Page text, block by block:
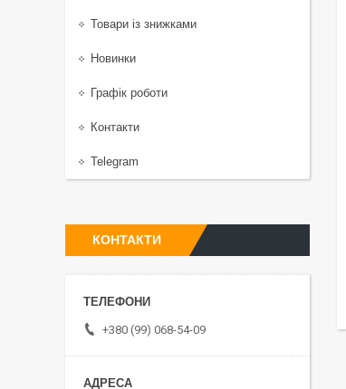
Товари із знижками
Новинки
Графік роботи
Контакти
Telegram
КОНТАКТИ
+380 (99) 068-54-09